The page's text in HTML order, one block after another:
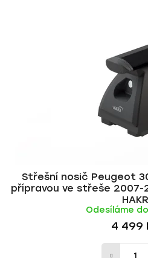
Střešní nosič Peugeot
přípravou ve střeše 2007-
HAKR
Odesíláme
4 499